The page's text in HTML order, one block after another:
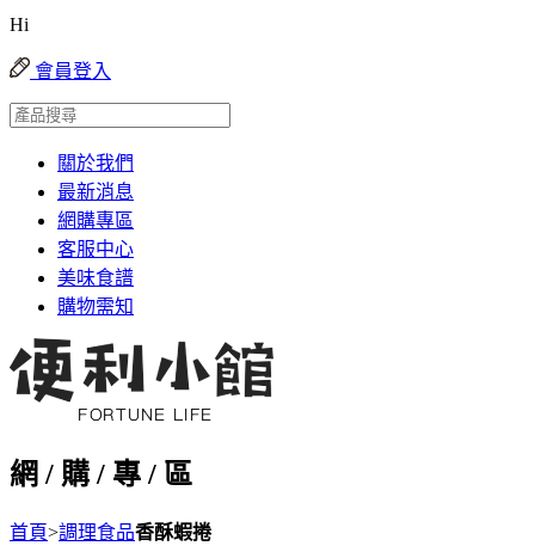
Hi
會員登入
關於我們
最新消息
網購專區
客服中心
美味食譜
購物需知
網 / 購 / 專 / 區
首頁>調理食品香酥蝦捲